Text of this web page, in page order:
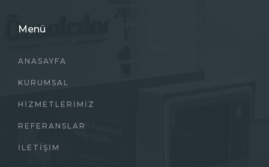
Menü
ANASAYFA
KURUMSAL
HIZMETLERIMIZ
REFERANSLAR
İLETIŞIM